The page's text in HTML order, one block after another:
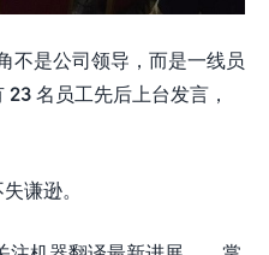
不是公司领导，而是一线员
名员工先后上台发言，
谦逊。